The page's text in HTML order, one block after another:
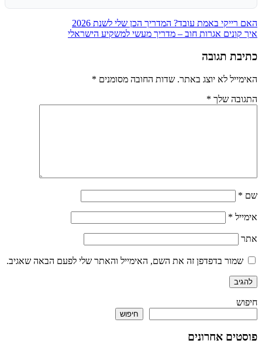
ניווט
האם רייקי באמת עובד? המדריך הכן שלי לשנת 2026
איך קונים אגרות חוב – מדריך מעשי למשקיע הישראלי
כתיבת תגובה
האימייל לא יוצג באתר. שדות החובה מסומנים *
התגובה שלך *
שם *
אימייל *
אתר
שמור בדפדפן זה את השם, האימייל והאתר שלי לפעם הבאה שאגיב.
חיפוש
חיפוש
פוסטים אחרונים